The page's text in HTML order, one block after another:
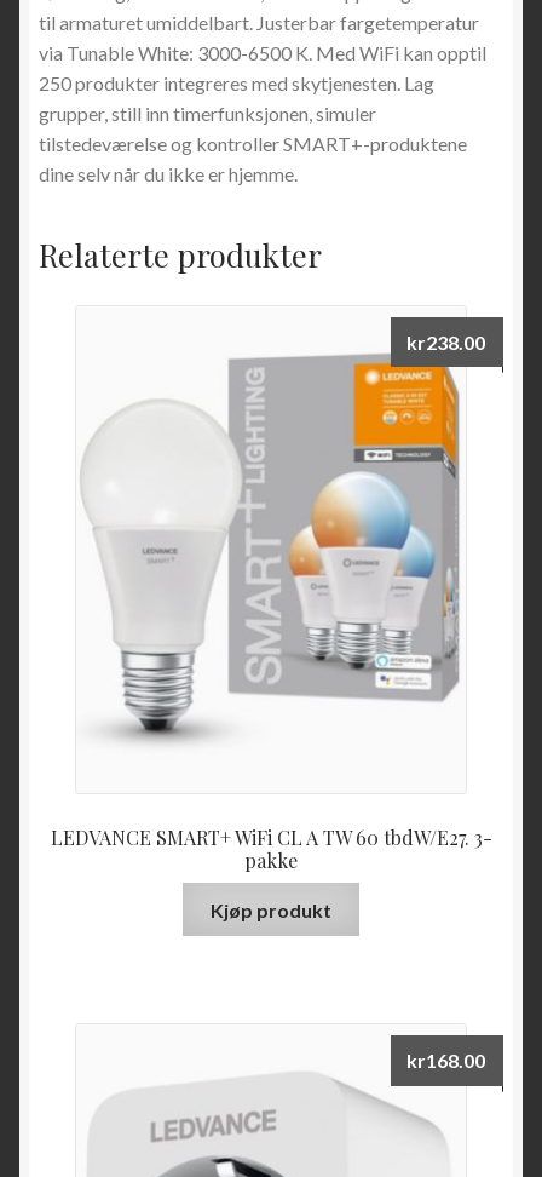
til armaturet umiddelbart. Justerbar fargetemperatur
via Tunable White: 3000-6500 K. Med WiFi kan opptil
250 produkter integreres med skytjenesten. Lag
grupper, still inn timerfunksjonen, simuler
tilstedeværelse og kontroller SMART+-produktene
dine selv når du ikke er hjemme.
Relaterte produkter
LEDVANCE SMART+ WiFi CL A TW 60 tbdW/E27. 3-
pakke
kr238.00
Kjøp produkt
kr168.00